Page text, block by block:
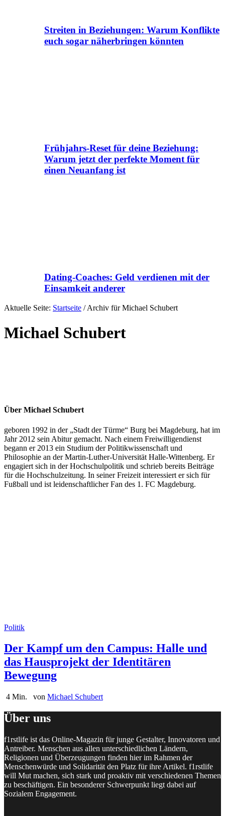
Streiten in Beziehungen: Warum Konflikte
euch sogar näherbringen könnten
Frühjahrs-Reset für deine Beziehung:
Warum jetzt der perfekte Moment für
einen Neuanfang ist
Dating-Coaches: Geld verdienen mit der
Einsamkeit anderer
Aktuelle Seite: Startseite /Archiv für Michael Schubert
Michael Schubert
Über Michael Schubert
geboren 1992 in der „Stadt der Türme“ Burg bei Magdeburg, hat im
Jahr 2012 sein Abitur gemacht. Nach einem Freiwilligendienst
begann er 2013 ein Studium der Politikwissenschaft und
Philosophie an der Martin-Luther-Universität Halle-Wittenberg. Er
engagiert sich in der Hochschulpolitik und schrieb bereits Beiträge
für die Hochschulzeitung. In seiner Freizeit interessiert er sich für
Fußball und ist leidenschaftlicher Fan des 1. FC Magdeburg.
Politik
Der Kampf um den Campus: Halle und
das Hausprojekt der Identitären
Bewegung
4 Min. von Michael Schubert
Über uns
f1rstlife ist das Online-Magazin für junge Gestalter, Innovatoren und
Antreiber. Menschen aus allen unterschiedlichen Ländern,
Religionen und Überzeugungen finden hier im Rahmen der
Menschenwürde und Solidarität den Platz für ihre Artikel. f1rstlife
will Mut machen, sich stark und proaktiv mit verschiedenen Themen
zu beschäftigen. Ein besonderer Schwerpunkt liegt dabei auf
Sozialem Engagement.